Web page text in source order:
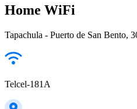
Home WiFi
Tapachula - Puerto de San Bento,
Telcel-181A